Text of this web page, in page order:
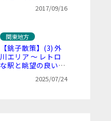
2017/09/16
関東地方
【銚子散策】(3) 外
川エリア ～ レトロ
な駅と眺望の良い海
2025/07/24